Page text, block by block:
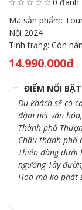
Mã sản phẩm:
Nội 2024
Tình trạng: Còn
14.990.000đ
ĐIỂM NỔI
Du khách sẽ có
đậm nét văn
Thành phố
Châu thành phố
Thiên đàng dưới
ngưỡng Tây
Hoa mà ko phát